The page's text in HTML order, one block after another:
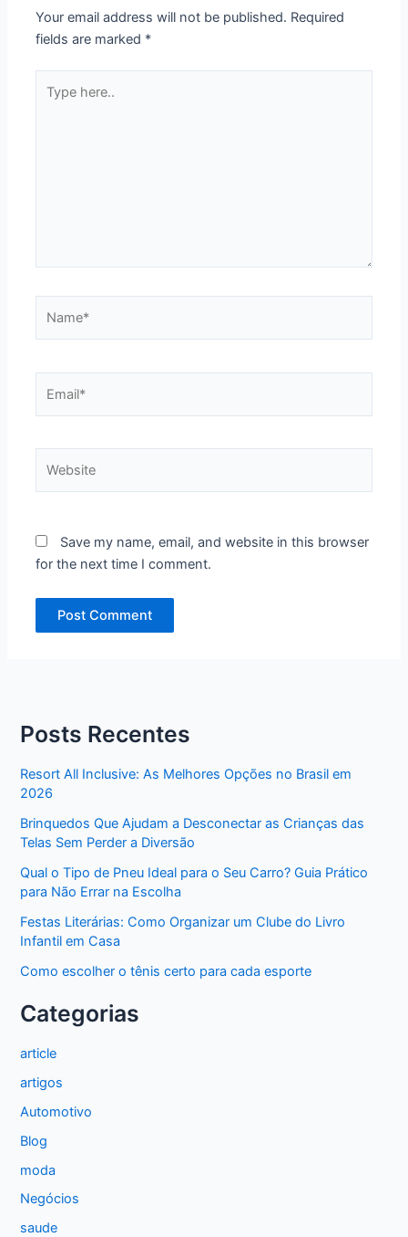
Your email address will not be published. Required
fields are marked *
here..
Save my name, email, and website in this browser
for the next time I comment.
Posts Recentes
Resort All Inclusive: As Melhores Opções no Brasil em
2026
Brinquedos Que Ajudam a Desconectar as Crianças das
Telas Sem Perder a Diversão
Qual o Tipo de Pneu Ideal para o Seu Carro? Guia Prático
para Não Errar na Escolha
Festas Literárias: Como Organizar um Clube do Livro
Infantil em Casa
Como escolher o tênis certo para cada esporte
Categorias
article
artigos
Automotivo
Blog
moda
Negócios
saude